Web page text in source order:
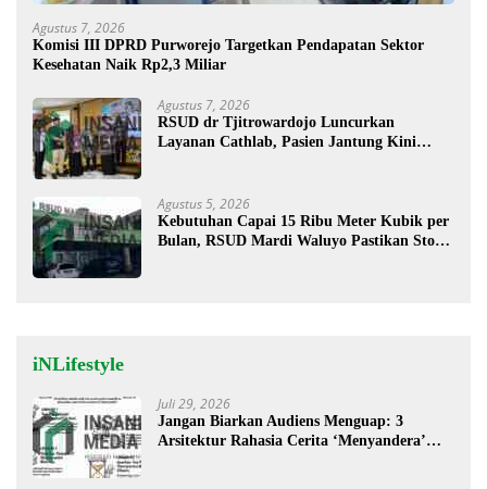
Agustus 7, 2026
Komisi III DPRD Purworejo Targetkan Pendapatan Sektor
Kesehatan Naik Rp2,3 Miliar
Agustus 7, 2026
RSUD dr Tjitrowardojo Luncurkan
Layanan Cathlab, Pasien Jantung Kini
Agustus 5, 2026
Kebutuhan Capai 15 Ribu Meter Kubik per
Bulan, RSUD Mardi Waluyo Pastikan Stok
iNLifestyle
Juli 29, 2026
Jangan Biarkan Audiens Menguap: 3
Arsitektur Rahasia Cerita ‘Menyandera’